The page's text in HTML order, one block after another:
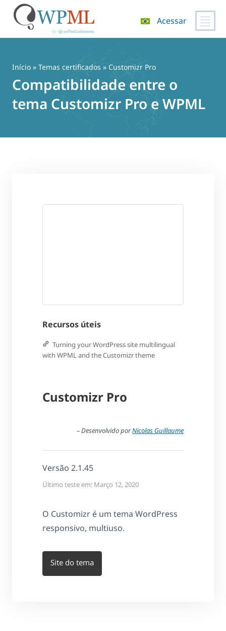
Acessar
Início » Temas certificados » Customizr Pro
Compatibilidade entre o
tema Customizr Pro e WPML
Recursos úteis
Turning your WordPress site multilingual
with WPML and the Customizr theme
Customizr Pro
– Desenvolvido porNicolas Guillaume
Versão 2.1.45
Último teste em: Março 12, 2020
O Customizr é um tema WordPress
responsivo, multiuso.
Site do tema